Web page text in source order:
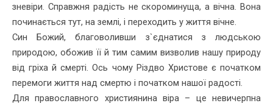
зневіри. Справжня радість не скороминуща, а вічна. Вона
починається тут, на землі, і переходить у життя вічне.
Син Божий, благоволивши з`єднатися з людською
природою, обожив її й тим са­мим визволив нашу природу
від гріха й смерті. Ось чому Різдво Христове є почат­ком
перемоги життя над смертю і почат­ком нашої радості.
Для православного християнина віра – це невичерпна